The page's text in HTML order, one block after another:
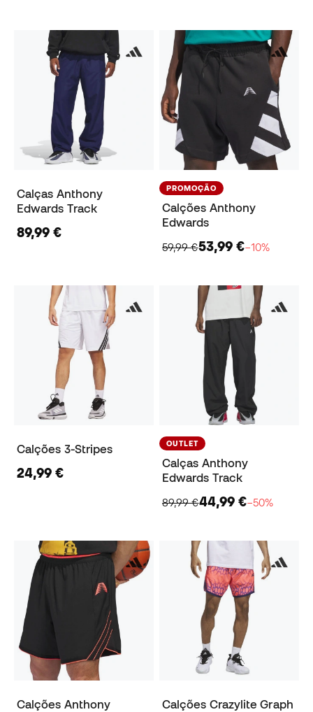
Calças Anthony
Edwards Track
89,99 €
PROMOÇÃO
Calções Anthony
Edwards
59,99 €53,99 €−10%
Calções 3-Stripes
24,99 €
OUTLET
Calças Anthony
Edwards Track
89,99 €44,99 €−50%
Calções Anthony
Calções Crazylite Graph